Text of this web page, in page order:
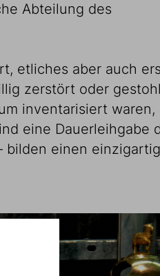
Abteilung des
etliches aber auch
zerstört oder
inventarisiert waren,
eine Dauerleihgabe
bilden einen